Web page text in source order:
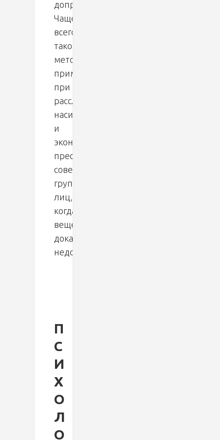
допроса.
Чаще
всего
такой
метод
применяется
при
расследовании
насильственных
и
экономических
преступлений,
совершенных
группой
лиц,
когда
вещественных
доказательств
недостаточно.
П
С
И
Х
О
Л
О